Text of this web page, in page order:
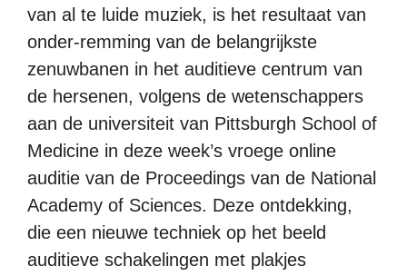
van al te luide muziek, is het resultaat van
onder-remming van de belangrijkste
zenuwbanen in het auditieve centrum van
de hersenen, volgens de wetenschappers
aan de universiteit van Pittsburgh School of
Medicine in deze week’s vroege online
auditie van de Proceedings van de National
Academy of Sciences. Deze ontdekking,
die een nieuwe techniek op het beeld
auditieve schakelingen met plakjes